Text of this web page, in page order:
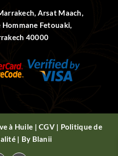
Arsat Maach,
Hommane Fetouaki,
40000
à Huile |CGV| Politique de
| By Blanii